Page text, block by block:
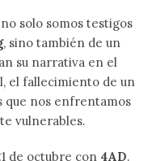
solo somos testigos
, sino también de un
su narrativa en el
el fallecimiento de un
que nos enfrentamos
vulnerables.
de octubre con 4AD.